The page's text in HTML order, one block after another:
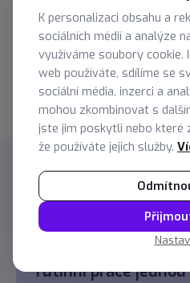
senectus neque ut id eget
posuere pharetra odio
tortor.Nulla adipiscing erat a
posuere gravida enim
Další tipy
Datová
rutinní práce
K personalizaci obsahu a
sociálních médií a analýze
využíváme soubory cookie.
web používáte, sdílíme se
sociální média, inzerci a
mohou zkombinovat s
jste jim poskytli nebo které
že používáte jejich služby.